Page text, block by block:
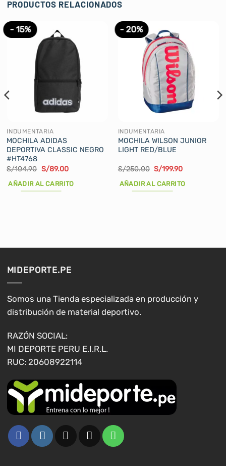
PRODUCTOS RELACIONADOS
- 15%
INDUMENTARIA
MOCHILA ADIDAS
DEPORTIVA CLASSIC NEGRO
#HT4768
S/104.90 El
original
era:
S/89.00El
actual
AÑADIR AL CARRITO
- 20%
INDUMENTARIA
MOCHILA WILSON JUNIOR
LIGHT RED/BLUE
S/250.00 El
original
era:
S/199.90El
actual
AÑADIR AL CARRITO
MIDEPORTE.PE
Somos una Tienda especializada en producción y
distribución de material deportivo.
RAZÓN SOCIAL:
MI DEPORTE PERU E.I.R.L.
RUC: 20608922114